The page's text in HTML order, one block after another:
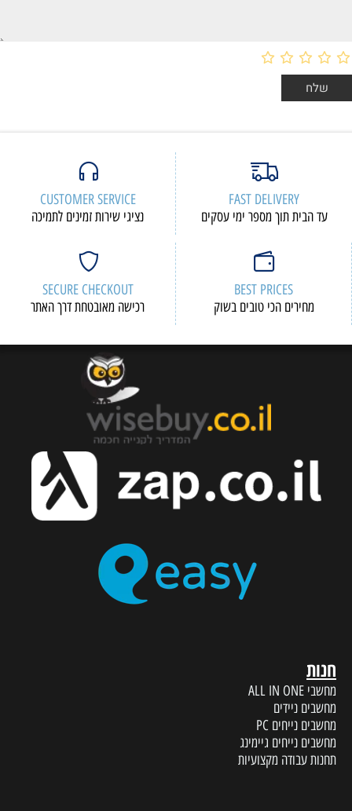
FAST DELIVERY
עד הבית תוך מספר ימי עסקים
CUSTOMER SERVICE
נציגי שירות זמינים לתמיכה
BEST PRICES
מחירים הכי טובים בשוק
SECURE CHECKOUT
רכישה מאובטחת דרך האתר
חנות
מחשבי ALL IN ONE
מחשבים ניידים
מחשבים נייחים PC
מחשבים נייחים גיימינג
תחנות עבודה מקצועיות